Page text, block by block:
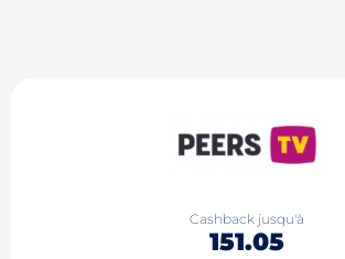
Cashback jusqu'à
151.05